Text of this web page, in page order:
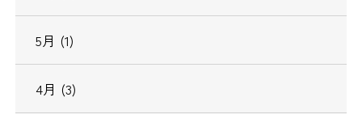
5月 (1)
4月 (3)